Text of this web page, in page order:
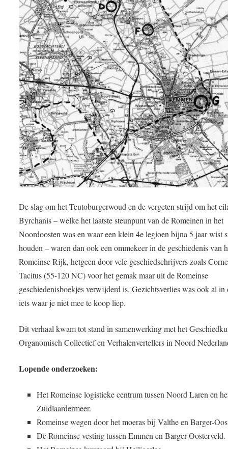
De slag om het Teutoburgerwoud en de vergeten strijd om het
Byrchanis – welke het laatste steunpunt van de Romeinen in het
Noordoosten was en waar een klein 4e legioen bijna 5 jaar wist
houden – waren dan ook een ommekeer in de geschiedenis van
Romeinse Rijk, hetgeen door vele geschiedschrijvers zoals
Tacitus (55-120 NC) voor het gemak maar uit de Romeinse
geschiedenisboekjes verwijderd is. Gezichtsverlies was ook al
iets waar je niet mee te koop liep.
Dit verhaal kwam tot stand in samenwerking met het
Organomisch Collectief en Verhalenvertellers in Noord
Lopende onderzoeken:
Het Romeinse logistieke centrum tussen Noord Laren en
Zuidlaardermeer.
Romeinse wegen door het moeras bij Valthe en Barger-
De Romeinse vesting tussen Emmen en Barger-Oosterveld.